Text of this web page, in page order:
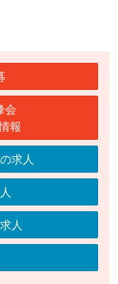
会
報
求人
人